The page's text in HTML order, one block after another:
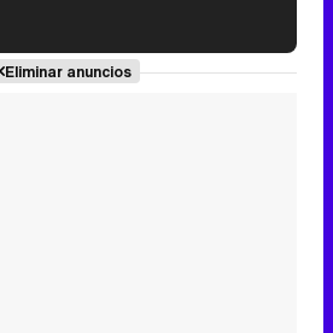
'120 Minutos' celebra sus 2.000 programas en Telemadrid con un vídeo del día a día en la redacción
Eliminar anuncios